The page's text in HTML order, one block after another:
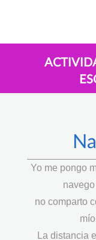
Yo me pongo
no comparto
La distancia